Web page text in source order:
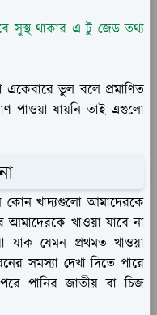
সুস্থ থাকার এ টু জেড তথ্য
ভুল বলে প্রমাণিত
পাওয়া যায়নি তাই এগুলো
কোন খাদ্যগুলো আমাদেরকে
খাওয়া যাবে না
যাক যেমন প্রথমত খাওয়া
সমস্যা দেখা দিতে পারে
পানির জাতীয় বা চিজ